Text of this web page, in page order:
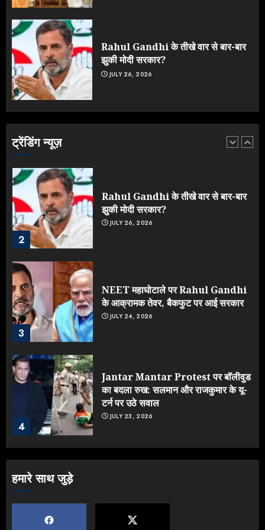
Rahul Gandhi के तीखे वार से बार-बार
झुकी मोदी सरकार?
JULY 26, 2026
ट्रेंडिंग न्यूज़
5
JULY 19, 2026
1
उड़ाए करोड़ों, टूट गया मोदी का रिकॉर्ड !
2
Rahul Gandhi के तीखे वार से बार-बार
झुकी मोदी सरकार?
JULY 26, 2026
3
NEET महाघोटाले पर Rahul Gandhi
के आक्रामक तेवर, बैकफुट पर आई सरकार
JULY 24, 2026
4
Jantar Mantar Protest पर बॉलीवुड
का बदला रुख: सलमान और राजकुमार के यू-
टर्न पर उठे सवाल
JULY 23, 2026
हमारे साथ जुड़े